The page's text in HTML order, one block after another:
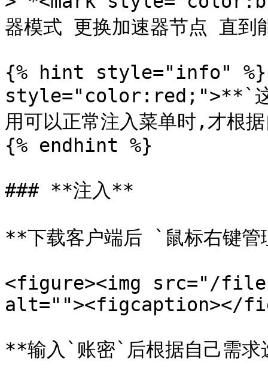
器模式 更换加速器节点 直
{% hint style="info" %}
style="color:red;">**`这些
用可以正常注入菜单时,才根
{% endhint %}
### **注入**
**下载客户端后 `鼠标右键
<figure><img src="/files/
alt=""><figcaption></
**输入`账密`后根据自己需